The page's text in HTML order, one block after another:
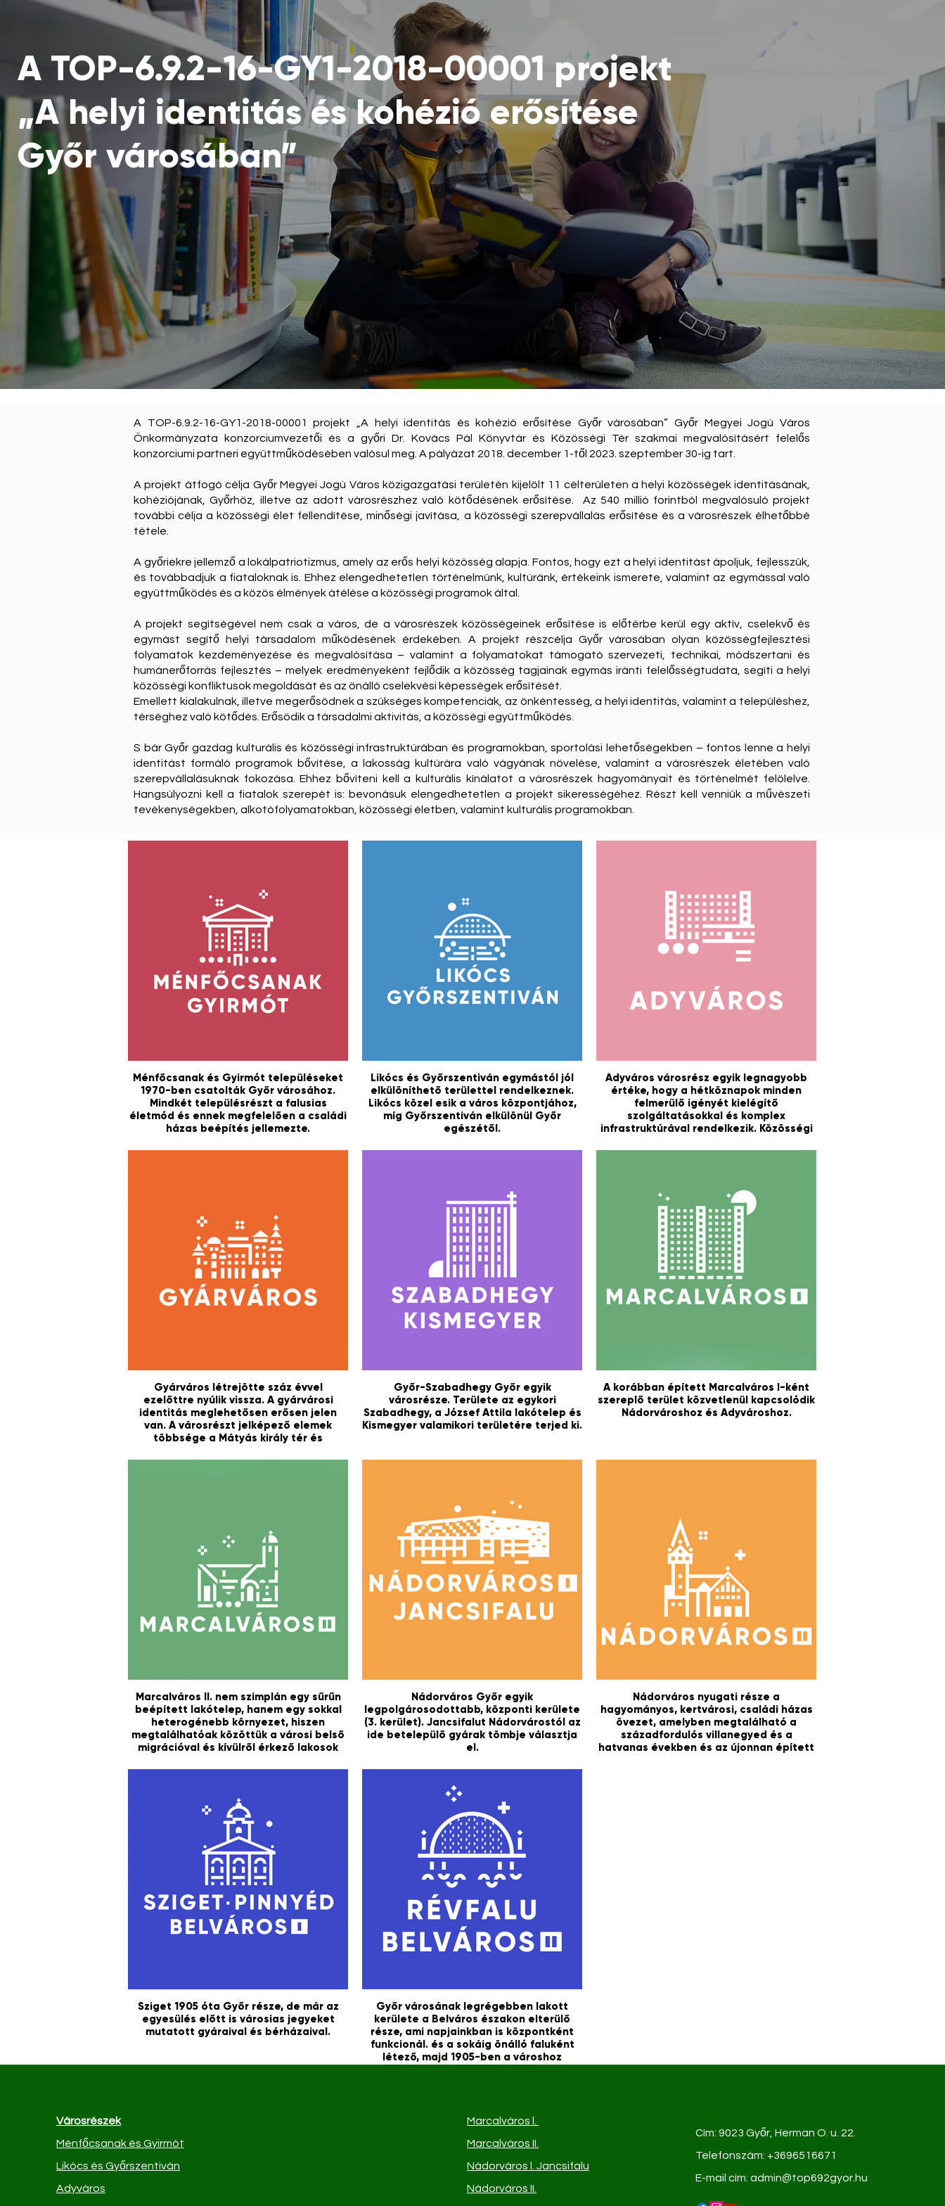
A TOP-6.9.2-16-GY1-2018-00001 projekt
„A helyi identitás és kohézió erősítése
Győr városában”
A TOP-6.9.2-16-GY1-2018-00001 projekt „A helyi identitás és kohézió erősítése Győr városában” Győr Megyei Jogú Város
Önkormányzata konzorciumvezetői és a győri Dr. Kovács Pál Könyvtár és Közösségi Tér szakmai megvalósításért felelős
konzorciumi partneri együttműködésében valósul meg. A pályázat 2018. december 1-től 2023. szeptember 30-ig tart.
A projekt átfogó célja Győr Megyei Jogú Város közigazgatási területén kijelölt 11 célterületen a helyi közösségek identitásának,
kohéziójának, Győrhöz, illetve az adott városrészhez való kötődésének erősítése. Az 540 millió forintból megvalósuló projekt
további célja a közösségi élet fellendítése, minőségi javítása, a közösségi szerepvállalás erősítése és a városrészek élhetőbbé
tétele.
A győriekre jellemző a lokálpatriotizmus, amely az erős helyi közösség alapja. Fontos, hogy ezt a helyi identitást ápoljuk, fejlesszük,
és továbbadjuk a fiataloknak is. Ehhez elengedhetetlen történelmünk, kultúránk, értékeink ismerete, valamint az egymással való
együttműködés és a közös élmények átélése a közösségi programok által.
A projekt segítségével nem csak a város, de a városrészek közösségeinek erősítése is előtérbe kerül egy aktív, cselekvő és
egymást segítő helyi társadalom működésének érdekében. A projekt részcélja Győr városában olyan közösségfejlesztési
folyamatok kezdeményezése és megvalósítása – valamint a folyamatokat támogató szervezeti, technikai, módszertani és
humánerőforrás fejlesztés – melyek eredményeként fejlődik a közösség tagjainak egymás iránti felelősségtudata, segíti a helyi
közösségi konfliktusok megoldását és az önálló cselekvési képességek erősítését.
Emellett kialakulnak, illetve megerősödnek a szükséges kompetenciák, az önkéntesség, a helyi identitás, valamint a településhez,
térséghez való kötődés. Erősödik a társadalmi aktivitás, a közösségi együttműködés.
S bár Győr gazdag kulturális és közösségi infrastruktúrában és programokban, sportolási lehetőségekben – fontos lenne a helyi
identitást formáló programok bővítése, a lakosság kultúrára való vágyának növelése, valamint a városrészek életében való
szerepvállalásuknak fokozása. Ehhez bővíteni kell a kulturális kínálatot a városrészek hagyományait és történelmét felölelve.
Hangsúlyozni kell a fiatalok szerepét is: bevonásuk elengedhetetlen a projekt sikerességéhez. Részt kell venniük a művészeti
tevékenységekben, alkotófolyamatokban, közösségi életben, valamint kulturális programokban.
Ménfőcsanak és Gyirmót településeket
1970-ben csatolták Győr városához.
Mindkét településrészt a falusias
életmód és ennek megfelelően a családi
házas beépítés jellemezte.
Likócs és Győrszentiván egymástól jól
elkülöníthető területtel rendelkeznek.
Likócs közel esik a város központjához,
míg Győrszentiván elkülönül Győr
egészétől.
Adyváros városrész egyik legnagyobb
értéke, hogy a hétköznapok minden
felmerülő igényét kielégítő
szolgáltatásokkal és komplex
infrastruktúrával rendelkezik. Közösségi
Barátságpark.
Gyárváros létrejötte száz évvel
ezelőttre nyúlik vissza. A gyárvárosi
identitás meglehetősen erősen jelen
van. A városrészt jelképező elemek
többsége a Mátyás király tér és
köthető.
Győr-Szabadhegy Győr egyik
városrésze. Területe az egykori
Szabadhegy, a József Attila lakótelep és
Kismegyer valamikori területére terjed ki.
A korábban épített Marcalváros I-ként
szereplő terület közvetlenül kapcsolódik
Nádorvároshoz és Adyvároshoz.
Marcalváros II. nem szimplán egy sűrűn
beépített lakótelep, hanem egy sokkal
heterogénebb környezet, hiszen
megtalálhatóak közöttük a városi belső
migrációval és kívülről érkező lakosok
Nádorváros Győr egyik
legpolgárosodottabb, központi kerülete
(3. kerület). Jancsifalut Nádorvárostól az
ide betelepülő gyárak tömbje választja
el.
Nádorváros nyugati része a
hagyományos, kertvárosi, családi házas
övezet, amelyben megtalálható a
századfordulós villanegyed és a
hatvanas években és az újonnan épített
Sziget 1905 óta Győr része, de már az
egyesülés előtt is városias jegyeket
mutatott gyáraival és bérházaival.
Győr városának legrégebben lakott
kerülete a Belváros északon elterülő
része, ami napjainkban is központként
funkcionál. és a sokáig önálló faluként
létező, majd 1905-ben a városhoz
Városrészek
Ménfőcsanak és Gyirmót
Likócs és Győrszentiván
Adyváros
Marcalváros l.
Marcalváros II.
Nádorváros
l. Jancsifalu
Nádorváros II.
Cím: 9023 Győr, Herman O. u. 22.
Telefonszám: +3696516671
E-mail cím:admin@top692gyor.hu